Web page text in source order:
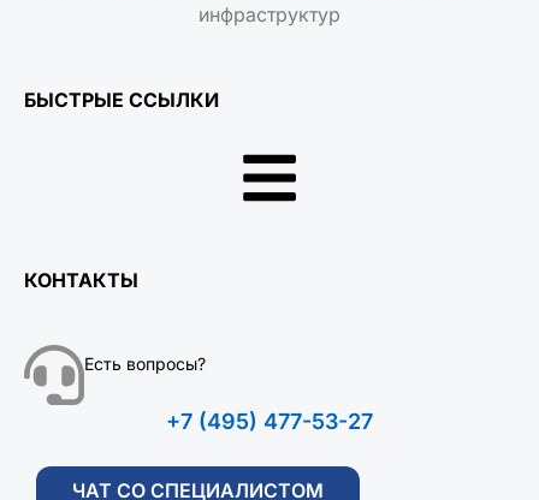
инфраструктур
БЫСТРЫЕ ССЫЛКИ
КОНТАКТЫ
Есть вопросы?
+7 (495) 477-53-27
ЧАТ СО СПЕЦИАЛИСТОМ